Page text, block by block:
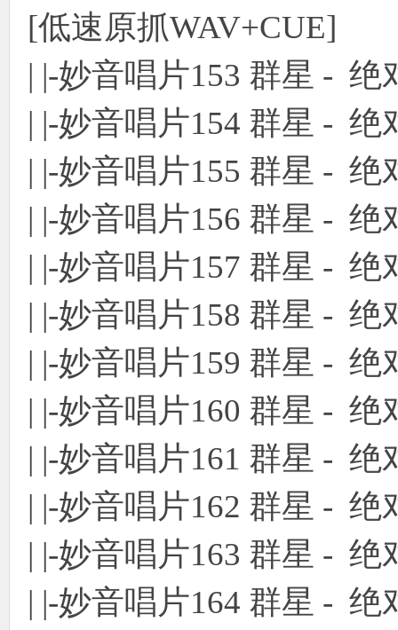
[低速原抓WAV+CUE]
| |-妙音唱片153 群星 - 绝
| |-妙音唱片154 群星 - 绝
| |-妙音唱片155 群星 - 绝
| |-妙音唱片156 群星 - 绝
| |-妙音唱片157 群星 - 绝
| |-妙音唱片158 群星 - 绝
| |-妙音唱片159 群星 - 绝
| |-妙音唱片160 群星 - 绝
| |-妙音唱片161 群星 - 绝
| |-妙音唱片162 群星 - 绝
| |-妙音唱片163 群星 - 绝
| |-妙音唱片164 群星 - 绝